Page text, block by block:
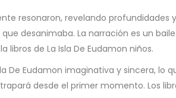
resonaron, revelando profundidades y
desanimaba. La narración es un
de La Isla De Eudamon niños.
De Eudamon imaginativa y sincera, lo
desde el primer momento. Los